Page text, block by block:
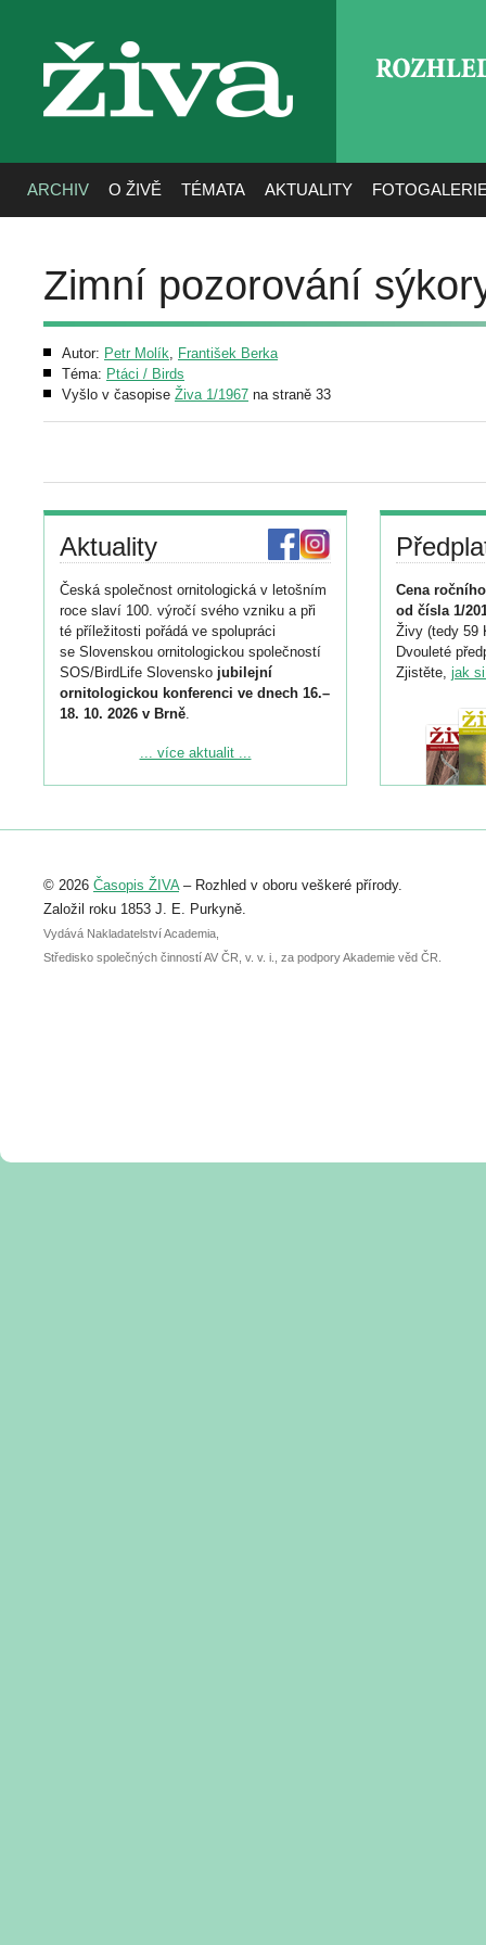
živa
ARCHIV O ŽIVĚ TÉMATA AKTUALITY
Zimní pozorování
Autor: Petr Molík, František Berka
Téma: Ptáci / Birds
Vyšlo v časopise Živa 1/1967 na straně 33
Aktuality
Česká společnost ornitologická v letošním
roce slaví 100. výročí svého vzniku a při
té příležitosti pořádá ve spolupráci
se Slovenskou ornitologickou společností
SOS/BirdLife Slovensko jubilejní
ornitologickou konferenci ve dnech 16.–
18. 10. 2026 v Brně.
Podrobnější informace ke konferenci
Registrovat se můžete do 6. září.
abstraktu přihlášené přednášky nebo
posteru je už 30. června.
... více aktualit ...
Cena
od čísla 1/
Živy (tedy 59
Dvouleté
Zjistěte, jak
© 2026 Časopis ŽIVA– Rozhled v oboru veškeré přírody.
Založil roku 1853 J. E. Purkyně.
Vydává Nakladatelství Academia,
Středisko společných činností AV ČR, v. v. i., za podpory Akademie věd ČR.